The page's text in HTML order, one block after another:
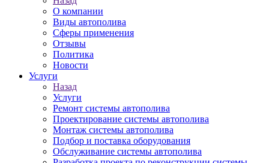
О компании
Виды автополива
Сферы применения
Отзывы
Политика
Новости
Услуги
Назад
Услуги
Ремонт системы автополива
Проектирование системы автополива
Монтаж системы автополива
Подбор и поставка оборудования
Обслуживание системы автополива